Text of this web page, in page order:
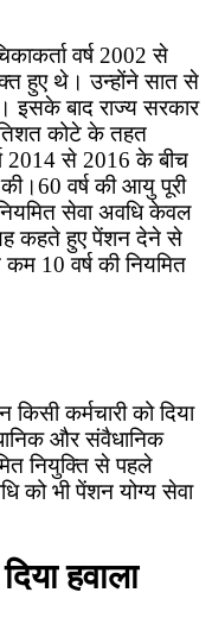
वर्ष 2002 से
हुए थे। उन्होंने सात से
इसके बाद राज्य सरकार
कोटे के तहत
2014 से 2016 के बीच
वर्ष की आयु पूरी
सेवा अवधि केवल
यह कहते हुए पेंशन देने से
10 वर्ष की नियमित
कर्मचारी को दिया
और संवैधानिक
नियुक्ति से पहले
को भी पेंशन योग्य सेवा
हवाला